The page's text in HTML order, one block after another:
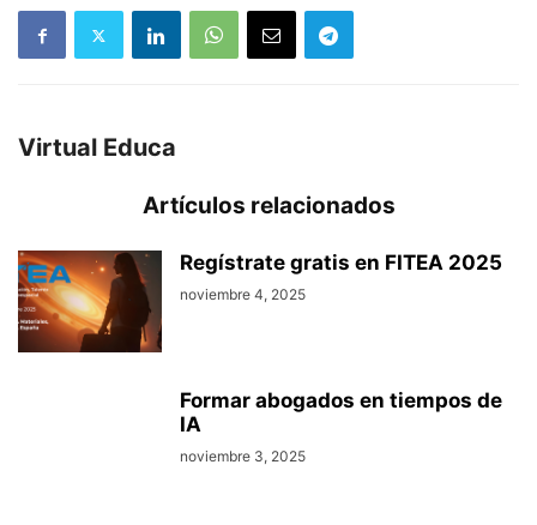
Virtual Educa
Artículos relacionados
Regístrate gratis en FITEA 2025
noviembre 4, 2025
Formar abogados en tiempos de
IA
noviembre 3, 2025